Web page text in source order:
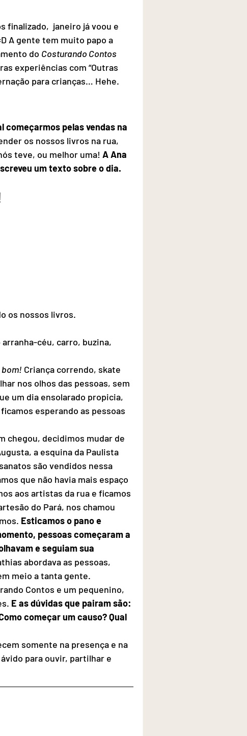
finalizado,  janeiro já voou e
A gente tem muito papo a
do Costurando Contos
experiências com “Outras
para crianças… Hehe.
começarmos pelas vendas na
os nossos livros na rua,
teve, ou melhor uma! A Ana
um texto sobre o dia.
os nossos livros.
céu, carro, buzina,
bom! Criança correndo, skate
nos olhos das pessoas, sem
um dia ensolarado propicia,
esperando as pessoas
chegou, decidimos mudar de
a esquina da Paulista
são vendidos nessa
que não havia mais espaço
aos artistas da rua e ficamos
do Pará, nos chamou
Esticamos o pano e
pessoas começaram a
e seguiam sua
abordava as pessoas,
meio a tanta gente.
Contos e um pequenino,
E as dúvidas que pairam são:
começar um causo? Qual
somente na presença e na
para ouvir, partilhar e